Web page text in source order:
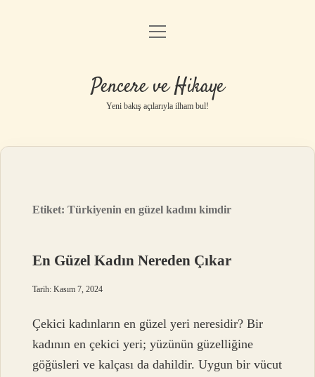
Anasayfa
Yasal Uyarı
menüyü
Pencere ve Hikaye
Yeni bakış açılarıyla ilham bul!
Etiket:Türkiyenin en güzel kadını kimdir
En Güzel Kadın Nereden Çıkar
Tarih: Kasım 7, 2024
Çekici kadınların en güzel yeri neresidir? Bir
kadının en çekici yeri; yüzünün güzelliğine
göğüsleri ve kalçası da dahildir. Uygun bir vücut